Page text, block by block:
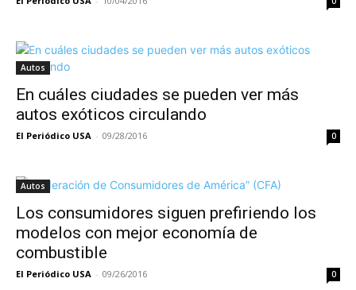
Autos
En cuáles ciudades se pueden ver más
autos exóticos circulando
El Periódico USA - 09/28/2016 0
Autos
Los consumidores siguen prefiriendo los
modelos con mejor economía de
combustible
El Periódico USA - 09/26/2016 0